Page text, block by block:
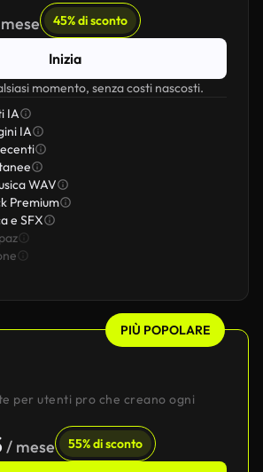
45% di sconto
Inizia
momento, senza costi nascosti.
IA
IA
WAV
Premium
e SFX
PIÙ POPOLARE
per utenti pro che creano ogni
/ mese 55% di sconto